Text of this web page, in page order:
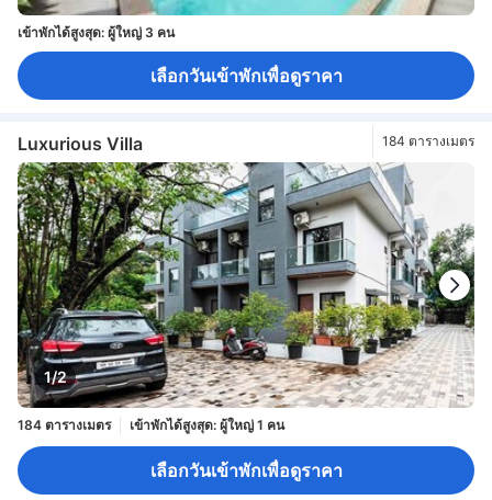
เข้าพักได้สูงสุด: ผู้ใหญ่ 3 คน
เลือกวันเข้าพักเพื่อดูราคา
Luxurious Villa 184 ตารางเมตร
1/2
184 ตารางเมตร เข้าพักได้สูงสุด: ผู้ใหญ่ 1 คน
เลือกวันเข้าพักเพื่อดูราคา